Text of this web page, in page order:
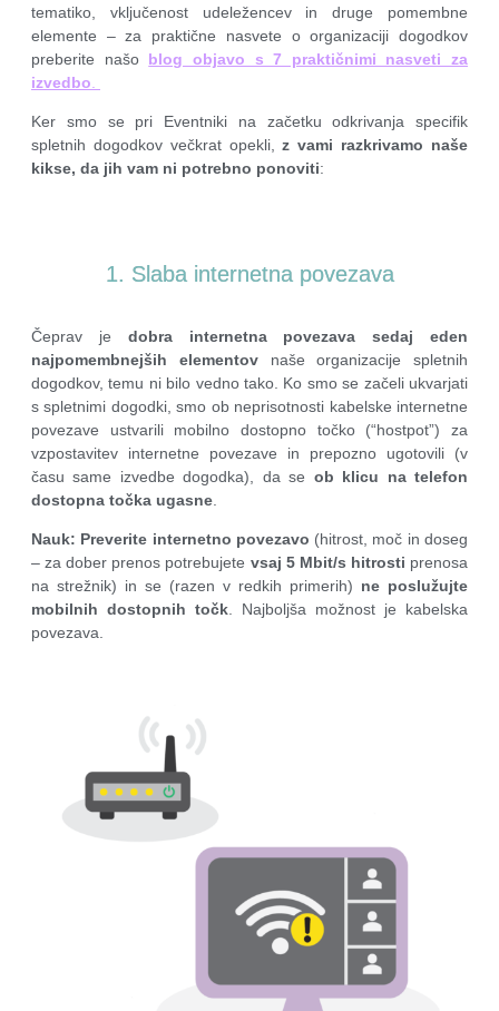
tematiko, vključenost udeležencev in druge pomembne
elemente – za praktične nasvete o organizaciji dogodkov
preberite našo blog objavo s7 praktičnimi nasveti za
izvedbo.
Ker smo se pri Eventniki na začetku odkrivanja specifik
spletnih dogodkov večkrat opekli,z vami razkrivamo naše
kikse, da jih vam ni potrebno ponoviti:
1. Slaba internetna povezava
Čeprav je dobra internetna povezava sedaj eden
najpomembnejših elementovnaše organizacije spletnih
dogodkov, temu ni bilo vedno tako. Ko smo se začeli ukvarjati
s spletnimi dogodki, smo ob neprisotnosti kabelske internetne
povezave ustvarili mobilno dostopno točko (“hostpot”) za
vzpostavitev internetne povezave in prepozno ugotovili (v
času same izvedbe dogodka), da se ob klicu na telefon
dostopna točka ugasne.
Nauk: Preverite internetno povezavo (hitrost, moč in doseg
– za dober prenos potrebujete vsaj 5 Mbit/s hitrosti prenosa
na strežnik) in se (razen v redkih primerih) ne poslužujte
mobilnih dostopnih točk. Najboljša možnost je kabelska
povezava.